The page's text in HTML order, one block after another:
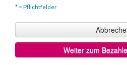
* = Pflichtfelder
Weiter zum